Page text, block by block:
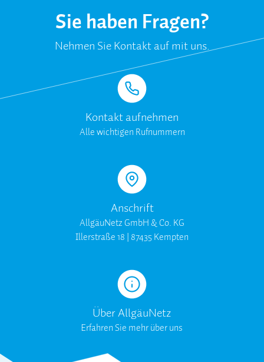
Sie haben Fragen?
Nehmen Sie Kontakt auf mit uns.
Kontakt aufnehmen
Alle wichtigen Rufnummern
Anschrift
AllgäuNetz GmbH & Co. KG
Illerstraße 18 | 87435 Kempten
Über AllgäuNetz
Erfahren Sie mehr über uns